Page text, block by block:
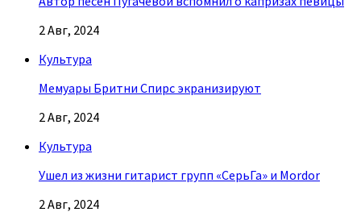
2 Авг, 2024
Культура
Мемуары Бритни Спирс экранизируют
2 Авг, 2024
Культура
Ушел из жизни гитарист групп «СерьГа» и Mordor
2 Авг, 2024